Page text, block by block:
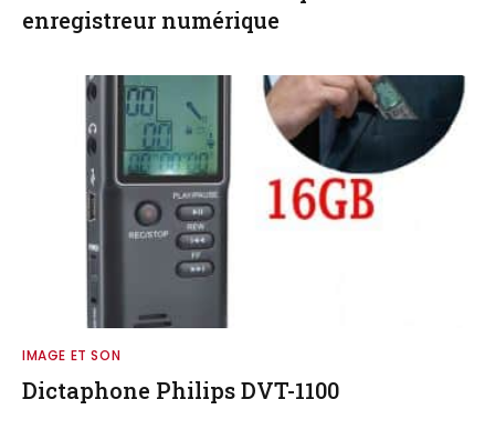
enregistreur numérique
IMAGE ET SON
Dictaphone Philips DVT-1100